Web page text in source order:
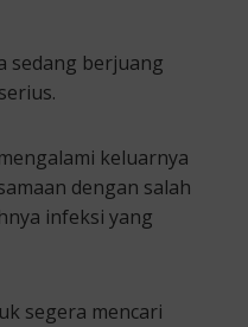
sedang berjuang
keluarnya
dengan salah
infeksi yang
segera mencari